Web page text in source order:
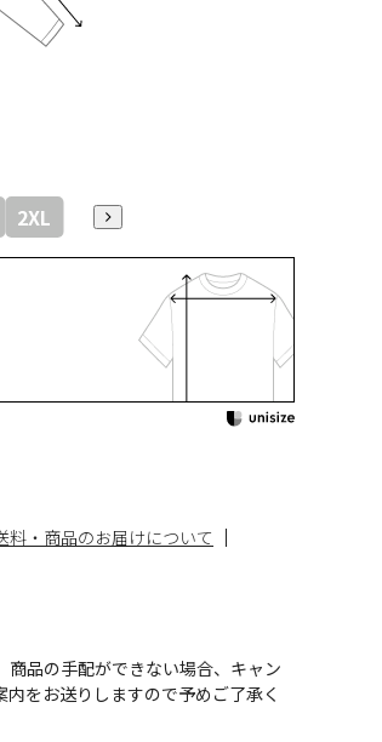
料・商品のお届けについて
品の手配ができない場合、キャン
をお送りしますので予めご了承く
2XL